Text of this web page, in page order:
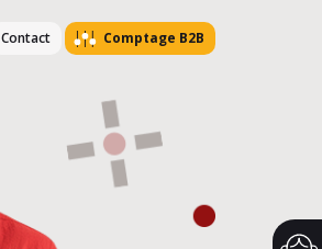
Contact Comptage B2B